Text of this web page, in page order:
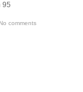
95
No comments